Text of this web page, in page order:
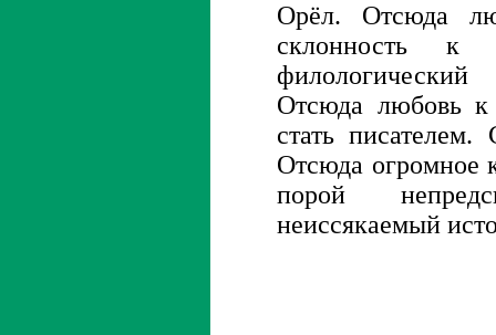
Орёл. Отсюда
склонность к
Отсюда любовь
стать
Отсюда огромное
порой
неиссякаемый